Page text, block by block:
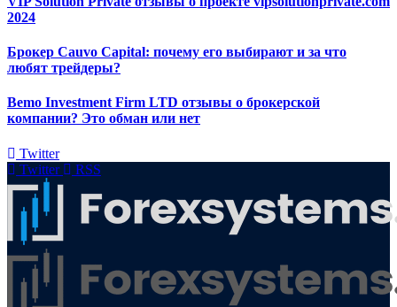
2024
Брокер Cauvo Capital: почему его выбирают и за что
любят трейдеры?
Bemo Investment Firm LTD отзывы о брокерской
компании? Это обман или нет
Twitter
Twitter
RSS